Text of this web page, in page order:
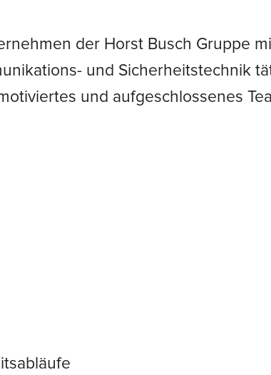
der Horst Busch Gruppe
und Sicherheitstechnik
und aufgeschlossenes